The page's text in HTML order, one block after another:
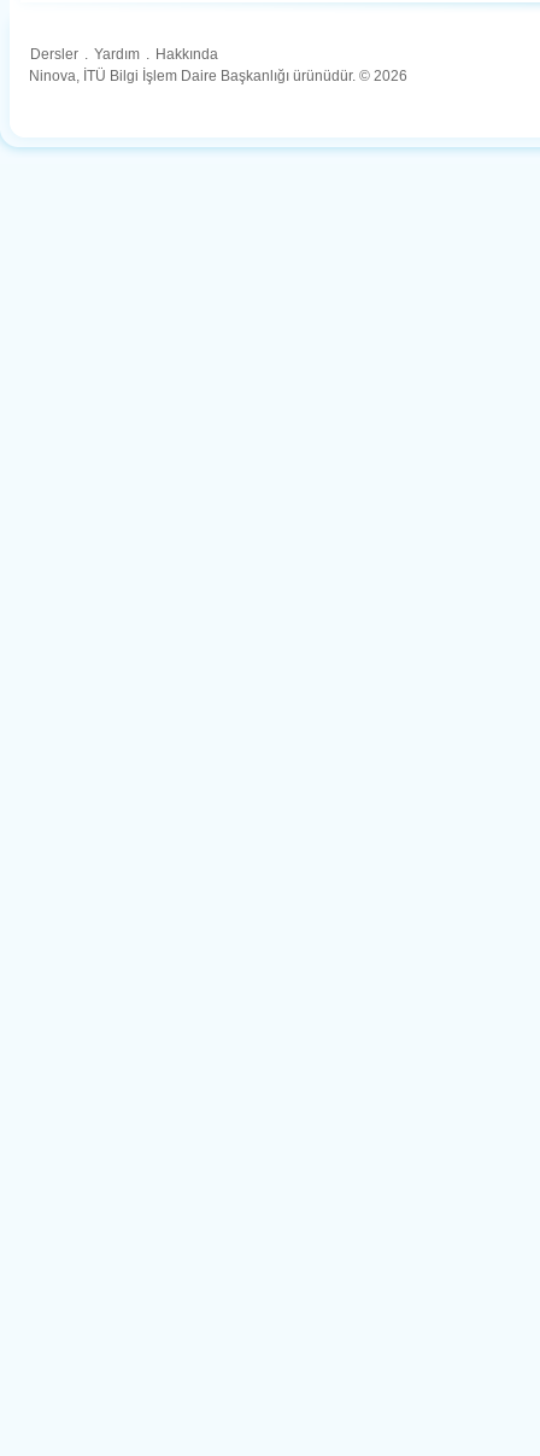
Dersler . Yardım . Hakkında
Ninova, İTÜ Bilgi İşlem Daire Başkanlığı ürünüdür. © 2026